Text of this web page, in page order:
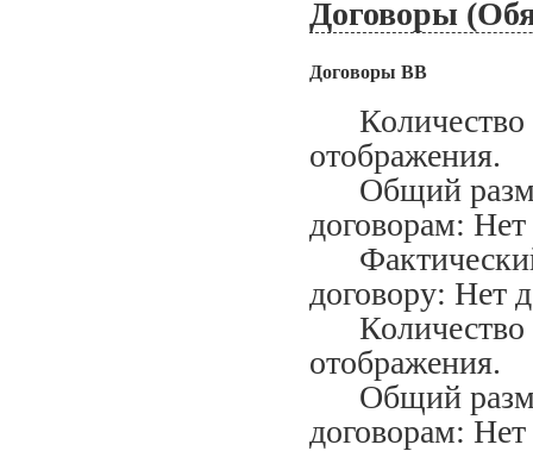
Договоры
Договоры ВВ
Количество
отображения.
Общий
договорам:
Фактический
договору: Нет
Количество
отображения.
Общий
договорам: